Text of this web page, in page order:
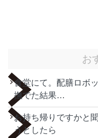
お
食堂にて。配膳ロボ
撫でた結果…
お持ち帰りですかと
うとしたら